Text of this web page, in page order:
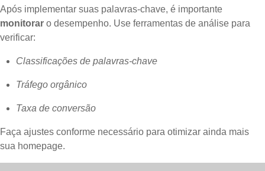
Após implementar suas palavras-chave, é importante
monitorar o desempenho. Use ferramentas de análise para
verificar:
Classificações de palavras-chave
Tráfego orgânico
Taxa de conversão
Faça ajustes conforme necessário para otimizar ainda mais
sua homepage.